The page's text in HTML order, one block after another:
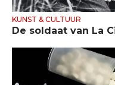
KUNST & CULTUUR
De soldaat van La